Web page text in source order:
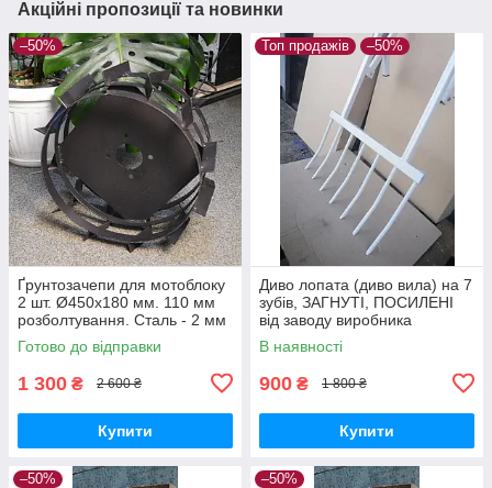
Акційні пропозиції та новинки
–50%
Ґрунтозачепи для мотоблоку
2 шт. Ø450х180 мм. 110 мм
розболтування. Сталь - 2 мм
Готово до відправки
1 300 ₴ 2 600 ₴
Купити
Топ продажів –50%
Диво лопата (диво вила) на 7
зубів, ЗАГНУТІ, ПОСИЛЕНІ
від заводу виробника
В наявності
900 ₴ 1 800 ₴
Купити
–50% –50%